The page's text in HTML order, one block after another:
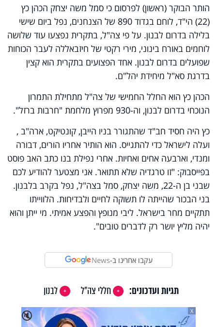
הותר הבוקר (ראשון) לפרסום כי סמל משה יצחק הכהן כץ
(22) הי"ד, לוחם בגדוד 890 של הצנחנים, נפל ביום שישי
בלילה בדרום לבנון. על פי צה"ל, בתקרית נפצעו עוד שלושה
לוחמים באורח בינוני, מירי רקטי של חיזבאללה לעבר הכוחות
שפועלים בדרום לבנון. אחד הפצועים בתקרית הוא קצין
בדרגת סא"ל מיחידת יהל"ם.
הכהן כץ הוא החלל החמישי של צה"ל מתחילת התמרון
הנוכחי בדרום לבנון, וה-930 מפרוץ מלחמת "חרבות ברזל".
כץ היה חסיד חב"ד שהתגורר בניו הייבן, קונטיקט, ארה"ב ,
ועלה לישראל כדי להתגייס. הוא הותיר אחריו הורים, דבורה
ומנדי, וארבעה אחים ואחיות. אחרי נפילת בנו כתב האב פוסט
בפייסבוק: "זו טרגדיה שלא תתואר. אני מצטער להודיע לכם
שבני בן ה-22, משה יצחק, סמל בצה"ל, נפל בקרב בלבנון.
בני הבכור שהייתה לו תשוקה לחיים ולבדיחות. הלווייתו
תתקיים מחר בישראל. ליבי מנופץ והפצע אמיתי. מי ייתן והוא
יהיה מליץ יושר רק לדברים טובים".
עקבו אחרינו ב-News
תגיות ועדכונים: חללי צה"ל
לבנון
🔇
X